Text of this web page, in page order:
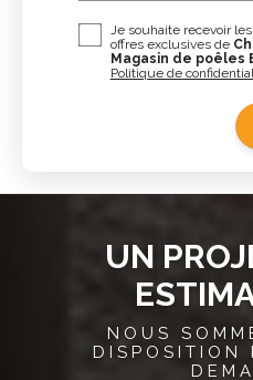
Je souhaite recevoir
offres exclusives de
Magasin de poêles
Politique de
UN
NOUS
DISPOSITION